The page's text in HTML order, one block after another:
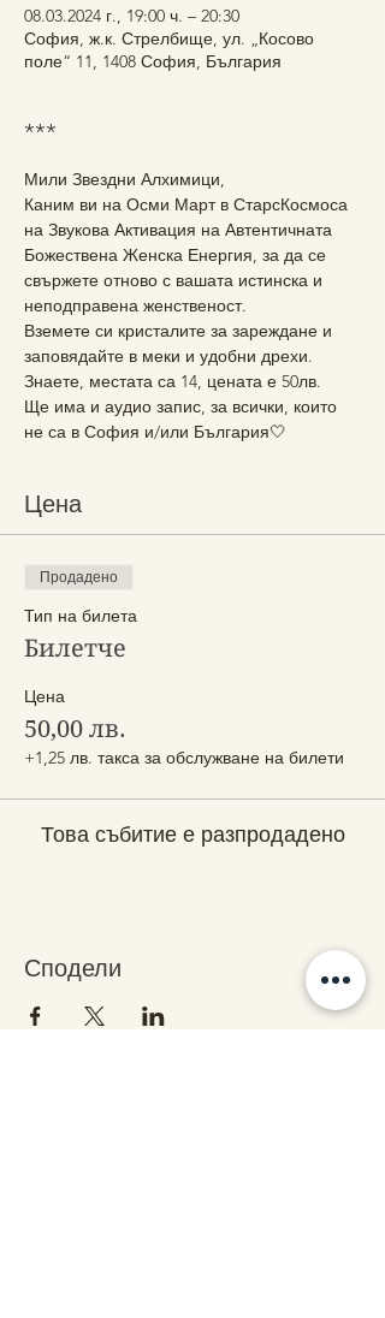
08.03.2024 г., 19:00 ч. – 20:30
София, ж.к. Стрелбище, ул. „Косово
поле“ 11, 1408 София, България
***
Мили Звездни Алхимици,
Каним ви на Осми Март в СтарсКосмоса
на Звукова Активация на Автентичната
Божествена Женска Енергия, за да се
свържете отново с вашата истинска и
неподправена женственост.
Вземете си кристалите за зареждане и
заповядайте в меки и удобни дрехи.
Знаете, местата са 14, цената е 50лв.
Ще има и аудио запис, за всички, които
не са в София и/или България🤍
Цена
Продадено
Тип на билета
Билетче
Цена
50,00 лв.
+1,25 лв. такса за обслужване на билети
Това събитие е разпродадено
Сподели